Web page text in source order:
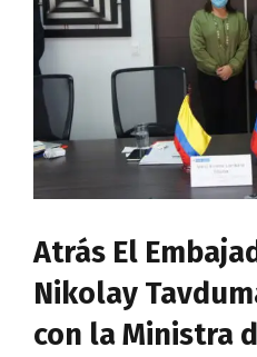
grande
Atrás El
Nikolay
con la Ministra